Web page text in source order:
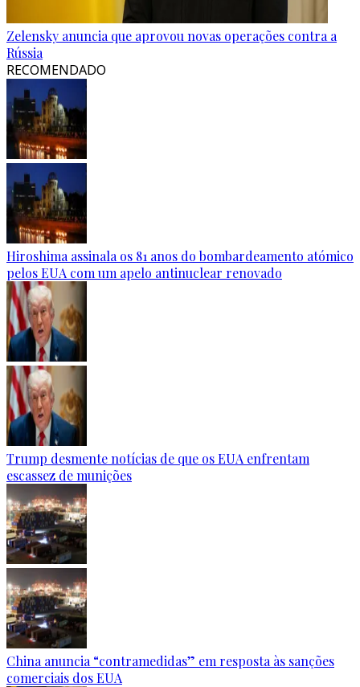
Zelensky anuncia que aprovou novas operações contra a
Rússia
RECOMENDADO
Hiroshima assinala os 81 anos do bombardeamento atómico
pelos EUA com um apelo antinuclear renovado
Trump desmente notícias de que os EUA enfrentam
escassez de munições
China anuncia “contramedidas” em resposta às sanções
comerciais dos EUA